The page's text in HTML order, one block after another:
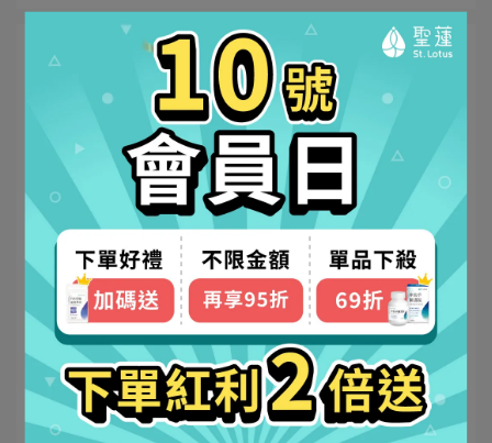
【24節氣養生】霜降這樣補，過冬打好底！
聖蓮營養師 | 2023-12-14